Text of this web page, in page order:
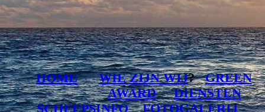
HOME WIE ZIJN WIJ?GREEN
AWARD
DIENSTEN
SCHEEPSINFO
FOTOGALERIJ